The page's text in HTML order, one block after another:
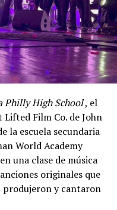
Philly High School, el
Lifted Film Co. de John
la escuela secundaria
World Academy
una clase de música
originales que
produjeron y cantaron